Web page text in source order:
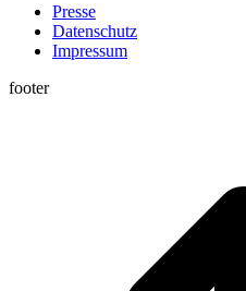
Presse
Datenschutz
Impressum
footer